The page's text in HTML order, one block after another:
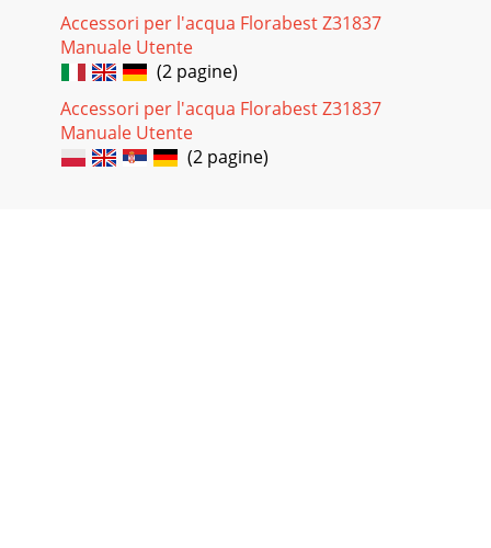
Accessori per l'acqua Florabest Z31837
Manuale Utente
(2 pagine)
Accessori per l'acqua Florabest Z31837
Manuale Utente
(2 pagine)